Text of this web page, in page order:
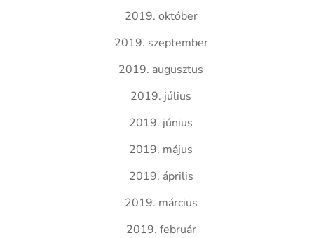
2019. október
2019. szeptember
2019. augusztus
2019. július
2019. június
2019. május
2019. április
2019. március
2019. február